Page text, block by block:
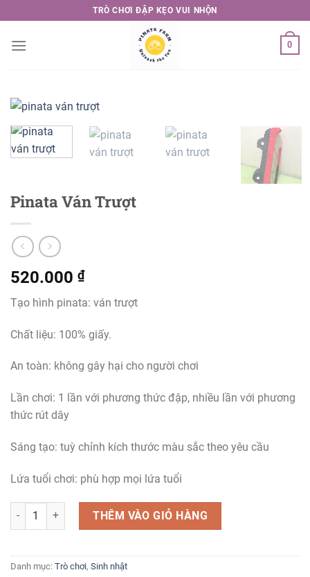
to
content
TRÒ CHƠI ĐẬP KẸO VUI NHỘN
0
Pinata Ván Trượt
520.000 ₫
Tạo hình pinata: ván trượt
Chất liệu: 100% giấy.
An toàn: không gây hại cho người chơi
Lần chơi: 1 lần với phương thức đập, nhiều lần với phương
thức rút dây
Sáng tạo: tuỳ chỉnh kích thước màu sắc theo yêu cầu
Lứa tuổi chơi: phù hợp mọi lứa tuổi
Pinata Ván Trượt số lượngTHÊM VÀO GIỎ HÀNG
Danh mục: Trò chơi, Sinh nhật